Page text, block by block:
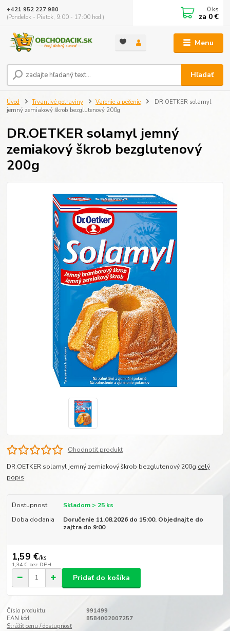
Menu
Hľadať
+421 952 227 980
(Pondelok - Piatok, 9:00 - 17:00 hod.)
0 ks
za 0 €
Úvod Trvanlivé potraviny Varenie a pečenie
DR.OETKER solamyl
jemný zemiakový škrob bezglutenový 200g
DR.OETKER solamyl jemný
zemiakový škrob bezglutenový
200g
Ohodnotiť produkt
DR.OETKER solamyl jemný zemiakový škrob bezglutenový 200g celý
popis
Dostupnosť
Skladom > 25 ks
Doba dodania
Doručenie 11.08.2026 do 15:00. Objednajte do
zajtra do 9:00
1,59 €/ks
1,34 € bez DPH
Pridať do košíka
Číslo produktu:
991499
EAN kód:
8584002007257
Strážiť cenu / dostupnosť